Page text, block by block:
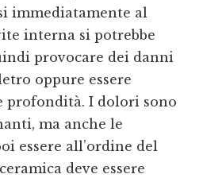
immediatamente al
interna si potrebbe
provocare dei danni
oppure essere
profondità. I dolori sono
ma anche le
essere all’ordine del
deve essere